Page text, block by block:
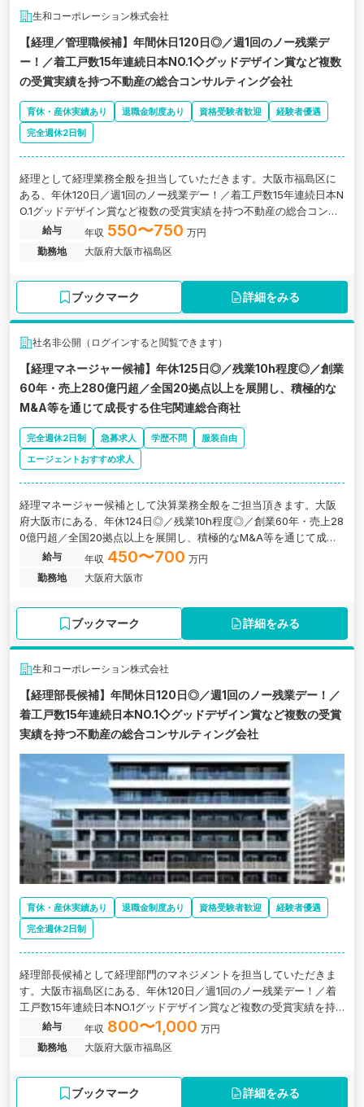
生和コーポレーション株式会社
【経理／管理職候補】年間休日120日◎／週1回のノー残業デ
ー！／着工戸数15年連続日本NO.1◇グッドデザイン賞など複数
の受賞実績を持つ不動産の総合コンサルティング会社
育休・産休実績あり 退職金制度あり 資格受験者歓迎
経験者優遇
完全週休2日制
経理として経理業務全般を担当していただきます。大阪市福島区に
ある、年休120日／週1回のノー残業デー！／着工戸数15年連続日本N
O.1グッドデザイン賞など複数の受賞実績を持つ不動産の総合コンサ
ルティング会社の求人です。
給与 年収 550〜750 万円
勤務地
大阪府大阪市福島区
ブックマーク 詳細をみる
社名非公開（ログインすると閲覧できます）
【経理マネージャー候補】年休125日◎／残業10h程度◎／創業
60年・売上280億円超／全国20拠点以上を展開し、積極的な
M&A等を通じて成長する住宅関連総合商社
完全週休2日制 急募求人 学歴不問
服装自由
エージェントおすすめ求人
経理マネージャー候補として決算業務全般をご担当頂きます。大阪
府大阪市にある、年休124日◎／残業10h程度◎／創業60年・売上28
0億円超／全国20拠点以上を展開し、積極的なM&A等を通じて成長
する住宅関連総合商社の求人です。
給与 年収 450〜700 万円
勤務地
大阪府大阪市
ブックマーク 詳細をみる
生和コーポレーション株式会社
【経理部長候補】年間休日120日◎／週1回のノー残業デー！／
着工戸数15年連続日本NO.1◇グッドデザイン賞など複数の受賞
実績を持つ不動産の総合コンサルティング会社
育休・産休実績あり 退職金制度あり 資格受験者歓迎
経験者優遇
完全週休2日制
経理部長候補として経理部門のマネジメントを担当していただきま
す。大阪市福島区にある、年休120日／週1回のノー残業デー！／着
工戸数15年連続日本NO.1グッドデザイン賞など複数の受賞実績を持
つ不動産の総合コンサルティング会社の求人です。
給与 年収 800〜1,000 万円
勤務地
大阪府大阪市福島区
ブックマーク 詳細をみる